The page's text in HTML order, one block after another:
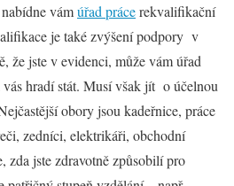
vámúřad prácerekvalifikační
je také zvýšení podpory v
že jste v evidenci, může vám úřad
hradí stát. Musí však jít o účelnou
obory jsou kadeřnice, práce
zedníci, elektrikáři, obchodní
zda jste zdravotně způsobilí pro